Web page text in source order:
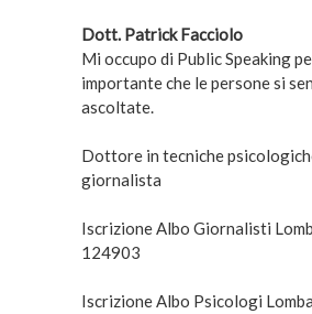
Dott. Patrick Facciolo
Mi occupo di Public Speaking
importante che le persone si
ascoltate.
Dottore in tecniche
giornalista
Iscrizione Albo Giornalisti
124903
Iscrizione Albo Psicologi